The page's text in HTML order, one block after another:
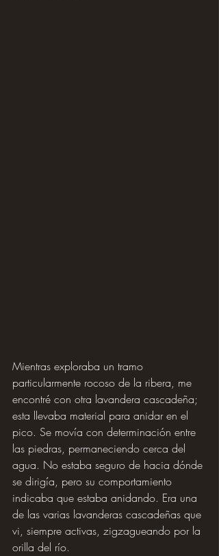
Mientras exploraba un tramo
particularmente rocoso de la ribera, me
encontré con otra lavandera cascadeña;
esta llevaba material para anidar en el
pico. Se movía con determinación entre
las piedras, permaneciendo cerca del
agua. No estaba seguro de hacia dónde
se dirigía, pero su comportamiento
indicaba que estaba anidando. Era una
de las varias lavanderas cascadeñas que
vi, siempre activas, zigzagueando por la
orilla del río.